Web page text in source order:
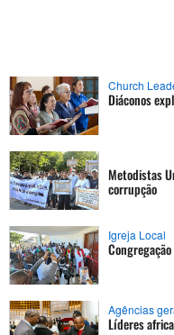
Church
Diáconos
Metodistas
corrupção
Igreja Local
Agências
Líderes